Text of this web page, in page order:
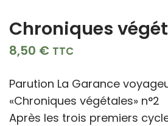
Chroniques
8,50 € TTC
Parution La Garance
«Chroniques végétales» n°2
Après les trois premiers